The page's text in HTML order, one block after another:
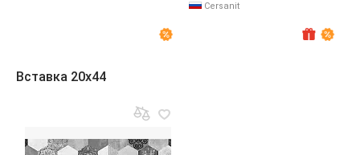
Cersanit
Вставка 20x44